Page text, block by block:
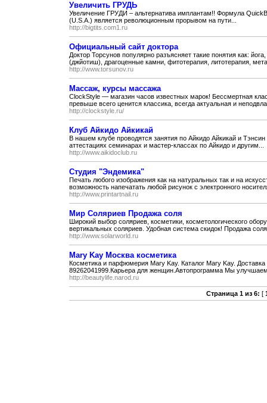
Увеличить ГРУДЬ
Увеличение ГРУДИ – альтернатива имплантам!! Формула
(U.S.A.) является революционным прорывом на пути...
http://bigtits.com1.ru
Официальный сайт доктора
Доктор Торсунов популярно разъясняет такие понятия как:
(джйотиш), драгоценные камни, фитотерапия, литотерапия,
http://www.torsunov.ru
Массаж, курсы массажа
ClockStyle — магазин часов известных марок! Бессмертная
превыше всего ценится классика, всегда актуальная и
http://clockstyle.ru/
Клуб Айкидо Айкикай
В нашем клубе проводятся занятия по Айкидо Айкикай и
аттестациях семинарах и мастер-классах по Айкидо и другим...
http://www.aikidoclub.ru
Студия "Эндемика"
Печать любого изображения как на натуральных так и на
возможность напечатать любой рисунок с электронного
http://www.printartnail.ru
Мир Соляриев Продажа соля
Широкий выбор соляриев, косметики, косметологического
вертикальных соляриев. Удобная система скидок! Продажа
http://www.solarworld.ru
Mary Kay Москва косметика
Косметика и парфюмерия Mary Kay. Каталог Mary Kay. Доставка
89262041999.Карьера для женщин.Автопрограмма Мы
http://beautylife.narod.ru
Страница 1 из 6: [